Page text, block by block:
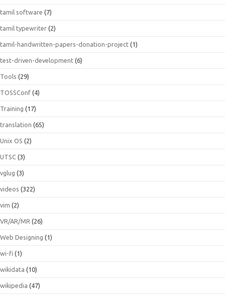
tamil software (7)
tamil typewriter (2)
tamil-handwritten-papers-donation-project (1)
test-driven-development (6)
Tools (29)
TOSSConf (4)
Training (17)
translation (65)
Unix OS (2)
UTSC (3)
vglug (3)
videos (322)
vim (2)
VR/AR/MR (26)
Web Designing (1)
wi-fi (1)
wikidata (10)
wikipedia (47)